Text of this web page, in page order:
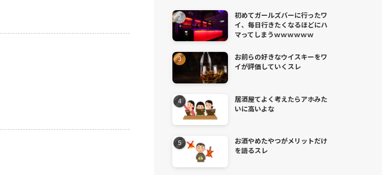
初めてガールズバーに行ったワ
イ、毎日行きたくなるほどにハ
マってしまうｗｗｗｗｗｗ
お前らの好きなウイスキーをワ
イが評価していくスレ
居酒屋てよく考えたらアホみた
いに高いよな
お酒やめたやつがメリットだけ
を語るスレ